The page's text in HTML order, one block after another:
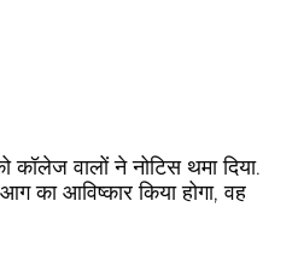
कॉलेज वालों ने नोटिस थमा दिया.
का आविष्कार किया होगा, वह